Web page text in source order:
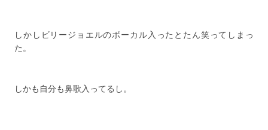
しかしビリージョエルのボーカル入ったとたん笑ってしまっ
た。
しかも自分も鼻歌入ってるし。